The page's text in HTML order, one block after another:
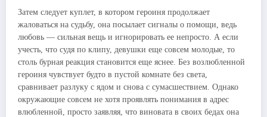
Затем следует куплет, в котором героиня продолжает
жаловаться на судьбу, она посылает сигналы о помощи, ведь
любовь — сильная вещь и игнорировать ее непросто. А если
учесть, что судя по клипу, девушки еще совсем молодые, то
столь бурная реакция становится еще яснее. Без возлюбленной
героиня чувствует будто в пустой комнате без света,
сравнивает разлуку с ядом и снова с сумасшествием. Однако
окружающие совсем не хотя проявлять понимания в адрес
влюбленной, просто заявляя, что виновата в своих бедах она